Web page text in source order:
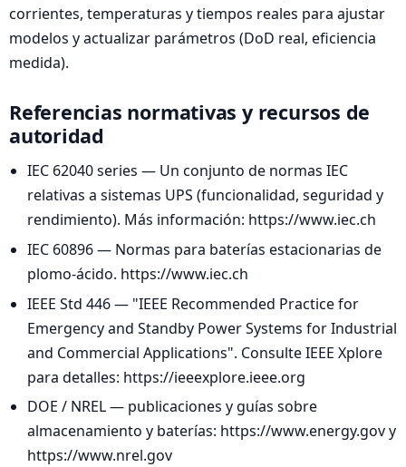
corrientes, temperaturas y tiempos reales para ajustar
modelos y actualizar parámetros (DoD real, eficiencia
medida).
Referencias normativas y recursos de
autoridad
IEC 62040 series — Un conjunto de normas IEC
relativas a sistemas UPS (funcionalidad, seguridad y
rendimiento). Más información: https://www.iec.ch
IEC 60896 — Normas para baterías estacionarias de
plomo-ácido. https://www.iec.ch
IEEE Std 446 — "IEEE Recommended Practice for
Emergency and Standby Power Systems for Industrial
and Commercial Applications". Consulte IEEE Xplore
para detalles: https://ieeexplore.ieee.org
DOE / NREL — publicaciones y guías sobre
almacenamiento y baterías: https://www.energy.gov y
https://www.nrel.gov